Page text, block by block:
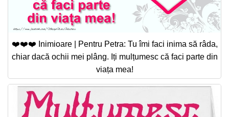
❤️❤️❤️ Inimioare | Pentru Petra: Tu îmi faci inima să râda,
chiar dacă ochii mei plâng. Iți mulțumesc că faci parte din
viața mea!